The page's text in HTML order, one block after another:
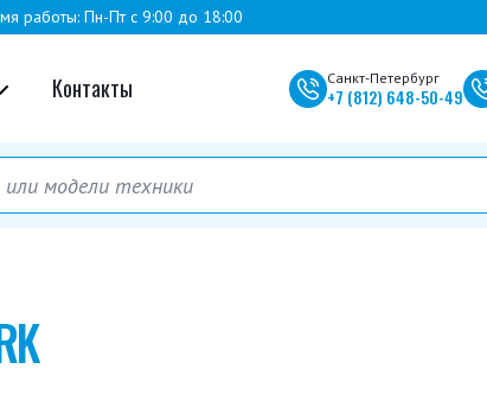
работы: Пн-Пт с 9:00 до 18:00
Контакты Санкт-Петербург
+7 (812) 648-50-49